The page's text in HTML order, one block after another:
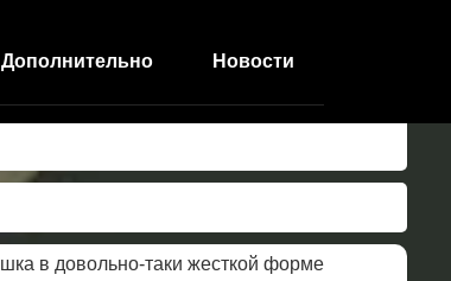
Дополнительно Новости
в довольно-таки жесткой форме